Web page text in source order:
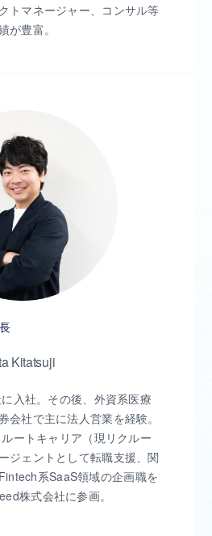
トマネージャー、コンサル等
が豊富。
Kitatsuji
入社。その後、外資系医療
会社で主に法人営業を経験。
ートキャリア（現リクルー
ジェントとして転職支援、関
系SaaS領域の企画職を
株式会社に参画。